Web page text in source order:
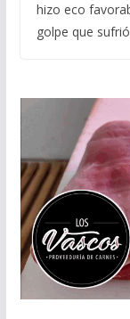
hizo eco
golpe que sufrió